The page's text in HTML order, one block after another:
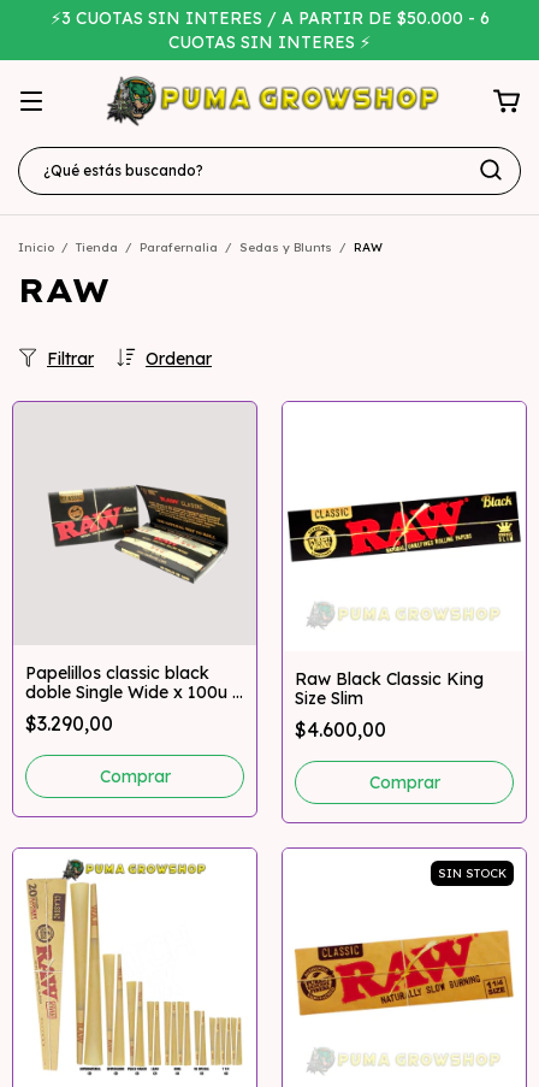
⚡3 CUOTAS SIN INTERES / A PARTIR DE $50.000 - 6
CUOTAS SIN INTERES ⚡
Inicio / Tienda / Parafernalia / Sedas y Blunts / RAW
RAW
Ordenar
Filtrar
Papelillos classic black
doble Single Wide x 100u –
RAW
$3.290,00
Raw Black Classic King
Size Slim
$4.600,00
SIN STOCK